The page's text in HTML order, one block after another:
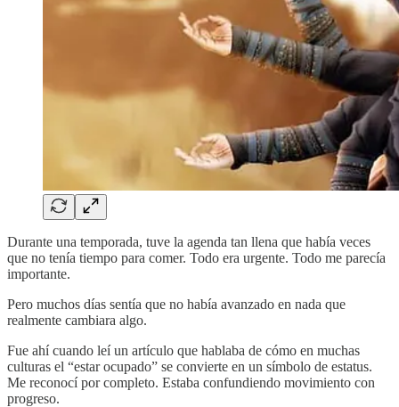
Durante una temporada, tuve la agenda tan llena que había veces
que no tenía tiempo para comer. Todo era urgente. Todo me parecía
importante.
Pero muchos días sentía que no había avanzado en nada que
realmente cambiara algo.
Fue ahí cuando leí un artículo que hablaba de cómo en muchas
culturas el “estar ocupado” se convierte en un símbolo de estatus.
Me reconocí por completo. Estaba confundiendo movimiento con
progreso.